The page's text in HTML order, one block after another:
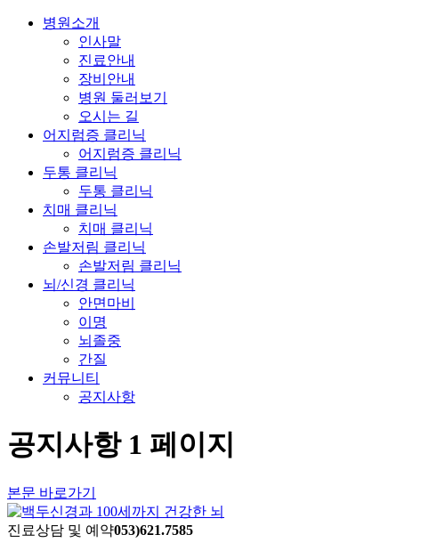
병원소개
인사말
진료안내
장비안내
병원 둘러보기
오시는 길
어지럼증 클리닉
어지럼증 클리닉
두통 클리닉
두통 클리닉
치매 클리닉
치매 클리닉
손발저림 클리닉
손발저림 클리닉
뇌/신경 클리닉
안면마비
이명
뇌졸중
간질
커뮤니티
공지사항
공지사항 1 페이지
본문 바로가기
진료상담 및 예약053)621.7585